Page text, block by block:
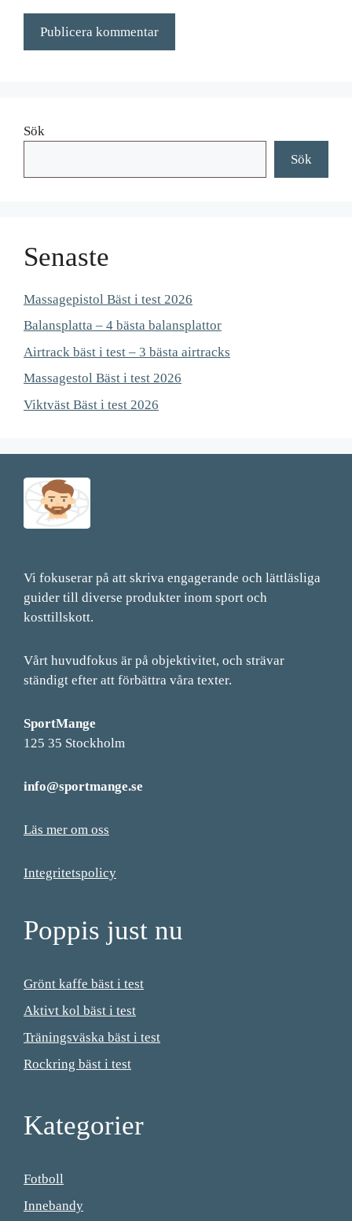
Sök
Sök
Senaste
Massagepistol Bäst i test 2026
Balansplatta – 4 bästa balansplattor
Airtrack bäst i test – 3 bästa airtracks
Massagestol Bäst i test 2026
Viktväst Bäst i test 2026
Vi fokuserar på att skriva engagerande och lättläsliga
guider till diverse produkter inom sport och
kosttillskott.
Vårt huvudfokus är på objektivitet, och strävar
ständigt efter att förbättra våra texter.
SportMange
125 35 Stockholm
info@sportmange.se
Läs mer om oss
Integritetspolicy
Poppis just nu
Grönt kaffe bäst i test
Aktivt kol bäst i test
Träningsväska bäst i test
Rockring bäst i test
Kategorier
Fotboll
Innebandy